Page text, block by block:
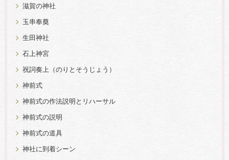
滋賀の神社
玉串奉奠
生田神社
石上神宮
祝詞奏上（のりとそうじょう）
神前式
神前式の作法説明とリハーサル
神前式の説明
神前式の道具
神社に到着シーン